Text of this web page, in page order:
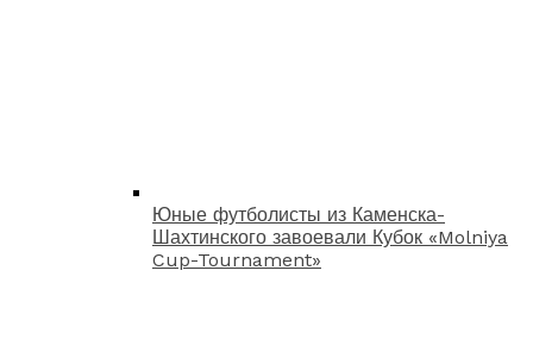
Юные футболисты из Каменска-
Шахтинского завоевали Кубок «Molniya
Cup-Tournament»